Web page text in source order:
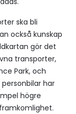
ska bli
också kunskap
gör det
transporter,
Park, och
personbilar har
högre